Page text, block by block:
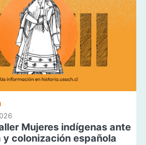
Mujeres indígenas ante
colonización española